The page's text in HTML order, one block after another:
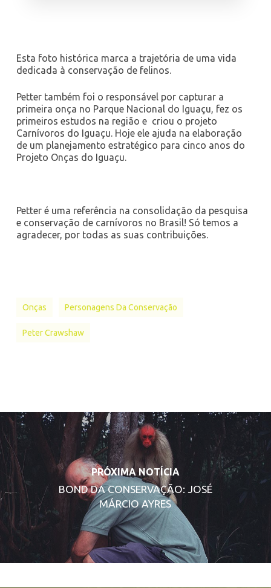
Esta foto histórica marca a trajetória de uma vida
dedicada à conservação de felinos.
Petter também foi o responsável por capturar a
primeira onça no Parque Nacional do Iguaçu, fez os
primeiros estudos na região e criou o projeto
Carnívoros do Iguaçu. Hoje ele ajuda na elaboração
de um planejamento estratégico para cinco anos do
Projeto Onças do Iguaçu.
Petter é uma referência na consolidação da pesquisa
e conservação de carnívoros no Brasil! Só temos a
agradecer, por todas as suas contribuições.
Onças Personagens Da Conservação
Peter Crawshaw
PRÓXIMA NOTÍCIA
BOND DA CONSERVAÇÃO: JOSÉ
MÁRCIO AYRES